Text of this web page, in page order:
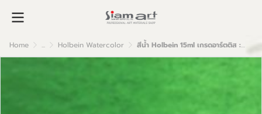
Home ... Holbein Watercolor สีน้ำ Holbein 15ml เกรดอาร์ตติส : Permanent Green #2